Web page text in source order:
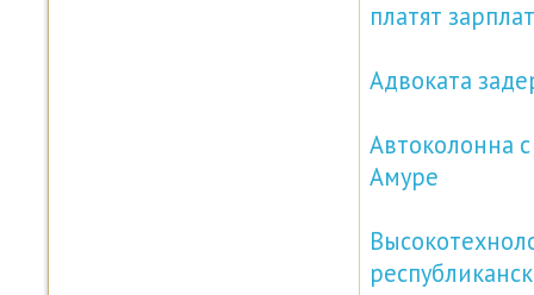
платят
Адвоката
Автоколонна
Амуре